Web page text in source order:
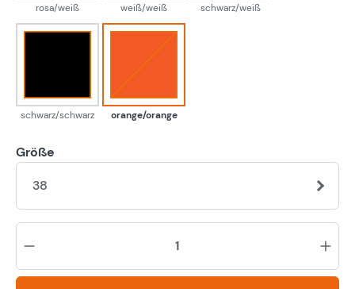
rosa/weiß weiß/weiß schwarz/weiß
schwarz/schwarz
schwarz/schwarz orange/orange
Größe
38